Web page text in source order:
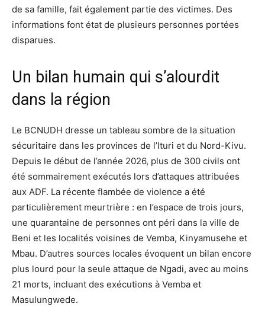
de sa famille, fait également partie des victimes. Des
informations font état de plusieurs personnes portées
disparues.
Un bilan humain qui s’alourdit
dans la région
Le BCNUDH dresse un tableau sombre de la situation
sécuritaire dans les provinces de l’Ituri et du Nord-Kivu.
Depuis le début de l’année 2026, plus de 300 civils ont
été sommairement exécutés lors d’attaques attribuées
aux ADF. La récente flambée de violence a été
particulièrement meurtrière : en l’espace de trois jours,
une quarantaine de personnes ont péri dans la ville de
Beni et les localités voisines de Vemba, Kinyamusehe et
Mbau. D’autres sources locales évoquent un bilan encore
plus lourd pour la seule attaque de Ngadi, avec au moins
21 morts, incluant des exécutions à Vemba et
Masulungwede.